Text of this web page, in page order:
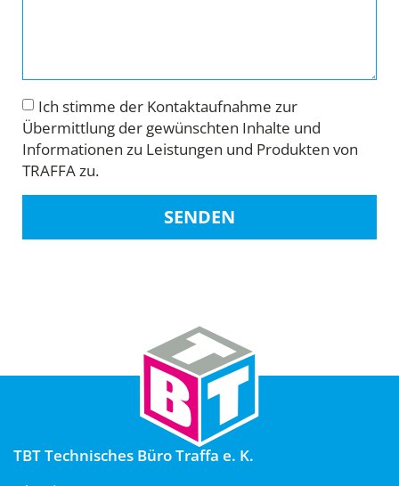
Ich stimme der Kontaktaufnahme zur
Übermittlung der gewünschten Inhalte und
Informationen zu Leistungen und Produkten von
TRAFFA zu.
SENDEN
TBT Technisches Büro Traffa e. K.